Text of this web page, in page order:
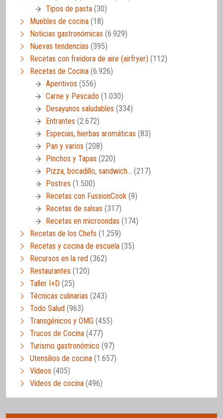
Tipos de pasta (30)
Muebles de cocina (18)
Noticias gastronómicas (6.929)
Nuevas tendencias (395)
Recetas con freidora de aire (airfryer) (112)
Recetas de Cocina (6.926)
Aperitivos (556)
Carne y Pescado (1.030)
Desayunos saludables (334)
Entrantes (2.672)
Especias, hierbas aromáticas (83)
Pan y varios (208)
Pinchos y Tapas (220)
Pizza, bocadillo, sandwich… (217)
Postres (1.500)
Recetas con FussionCook (9)
Recetas de salsas (317)
Recetas en microondas (174)
Recetas de los Chefs (1.259)
Recetas y cocina de escuela (35)
Recursos en la red (362)
Restaurantes (120)
Taller I+D (25)
Técnicas culinarias (243)
Todo Salud (963)
Transgénicos y OMG (455)
Trucos de Cocina (477)
Turismo gastronómico (97)
Utensilios de cocina (1.657)
Vídeos (405)
Vídeos de cocina (496)